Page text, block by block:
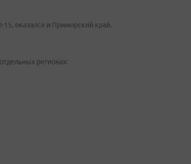
оказался и Приморский край.
регионах: